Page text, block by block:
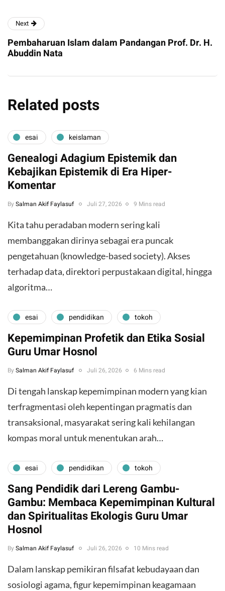
Next
Pembaharuan Islam dalam Pandangan Prof. Dr. H.
Abuddin Nata
Related posts
esai keislaman
Genealogi Adagium Epistemik dan
Kebajikan Epistemik di Era Hiper-
Komentar
By Salman Akif Faylasuf Juli 27, 2026 9 Mins read
Kita tahu peradaban modern sering kali
membanggakan dirinya sebagai era puncak
pengetahuan (knowledge-based society). Akses
terhadap data, direktori perpustakaan digital, hingga
algoritma…
esai pendidikan tokoh
Kepemimpinan Profetik dan Etika Sosial
Guru Umar Hosnol
By Salman Akif Faylasuf Juli 26, 2026 6 Mins read
Di tengah lanskap kepemimpinan modern yang kian
terfragmentasi oleh kepentingan pragmatis dan
transaksional, masyarakat sering kali kehilangan
kompas moral untuk menentukan arah…
esai pendidikan tokoh
Sang Pendidik dari Lereng Gambu-
Gambu: Membaca Kepemimpinan Kultural
dan Spiritualitas Ekologis Guru Umar
Hosnol
By Salman Akif Faylasuf Juli 26, 2026 10 Mins read
Dalam lanskap pemikiran filsafat kebudayaan dan
sosiologi agama, figur kepemimpinan keagamaan